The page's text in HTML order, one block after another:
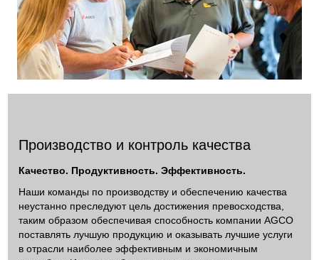
Производство и контроль качества
Качество. Продуктивность. Эффективность.
Наши команды по производству и обеспечению качества
неустанно преследуют цель достижения превосходства,
таким образом обеспечивая способность компании AGCO
поставлять лучшую продукцию и оказывать лучшие услуги
в отрасли наиболее эффективным и экономичным